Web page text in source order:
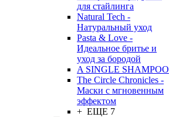
для стайлинга
Natural Tech -
Натуральный уход
Pasta & Love -
Идеальное бритье и
уход за бородой
A SINGLE SHAMPOO
The Circle Chronicles -
Маски с мгновенным
эффектом
+ ЕЩЕ 7